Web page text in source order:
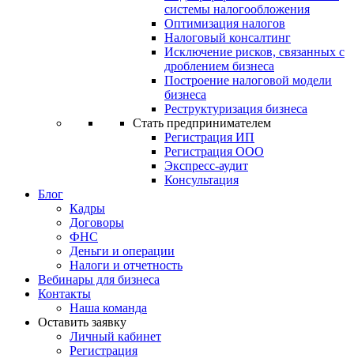
системы налогообложения
Оптимизация налогов
Налоговый консалтинг
Исключение рисков, связанных с
дроблением бизнеса
Построение налоговой модели
бизнеса
Реструктуризация бизнеса
Стать предпринимателем
Регистрация ИП
Регистрация ООО
Экспресс-аудит
Консультация
Блог
Кадры
Договоры
ФНС
Деньги и операции
Налоги и отчетность
Вебинары для бизнеса
Контакты
Наша команда
Оставить заявку
Личный кабинет
Регистрация